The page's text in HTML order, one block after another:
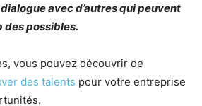
avec d’autres qui peuvent
des possibles.
vous pouvez découvrir de
des talents pour votre entreprise